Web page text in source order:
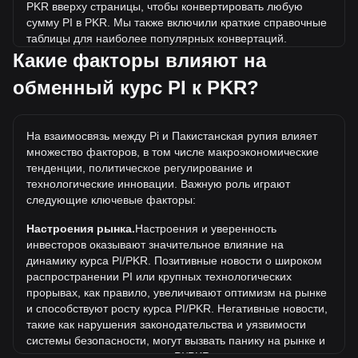
PKR вверху страницы, чтобы конвертировать любую
сумму PI в PKR. Мы также включили краткие справочные
таблицы для наиболее популярных конвертаций.
Например, 5 PKR эквивалентны 0.1979 PI, а 5 PI будут
стоить около 126.34PKR.
Какова самая высокая цена PI/PKR в истории?
₨825.31. Еще неизвестно, превысит ли стоимость 1 PI в
PKR текущий исторический максимум.
Какова динамика цен в PKR?
За последние 7 дней обменный курс Pi (PI) вырос на
6.06%. За последний месяц обменный курс Pi (PI)
Пакистанская рупия (PKR).
Что означает конвертация PI в PKR?
Конвертация PI в PKR означает преобразование
стоимости криптовалюты Pi (PI) в пакистанские рупии
(PKR).
Какие факторы влияют на
обменный курс PI к PKR?
На взаимосвязь между Pi и Пакистанская рупия влияет
множество факторов, в том числе макроэкономические
тенденции, политическое регулирование и
технологические инновации. Важную роль играют
следующие ключевые факторы:
Настроения рынка.Настроения и уверенность
инвесторов оказывают значительное влияние на
динамику курса PI/PKR. Позитивные новости о широком
распространении PI или крупных технологических
прорывах, как правило, увеличивают оптимизм на рынке
и способствуют росту курса PI/PKR. Негативные новости,
такие как нарушения законодательства и уязвимости
системы безопасности, могут вызвать панику на рынке и